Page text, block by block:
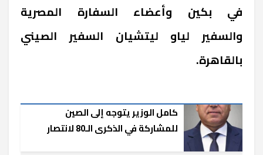
في بكين وأعضاء السفارة المصرية
والسفير لياو ليتشيان السفير الصيني
بالقاهرة.
كامل الوزير يتوجه إلى الصين
للمشاركة في الذكرى الـ80 لانتصار